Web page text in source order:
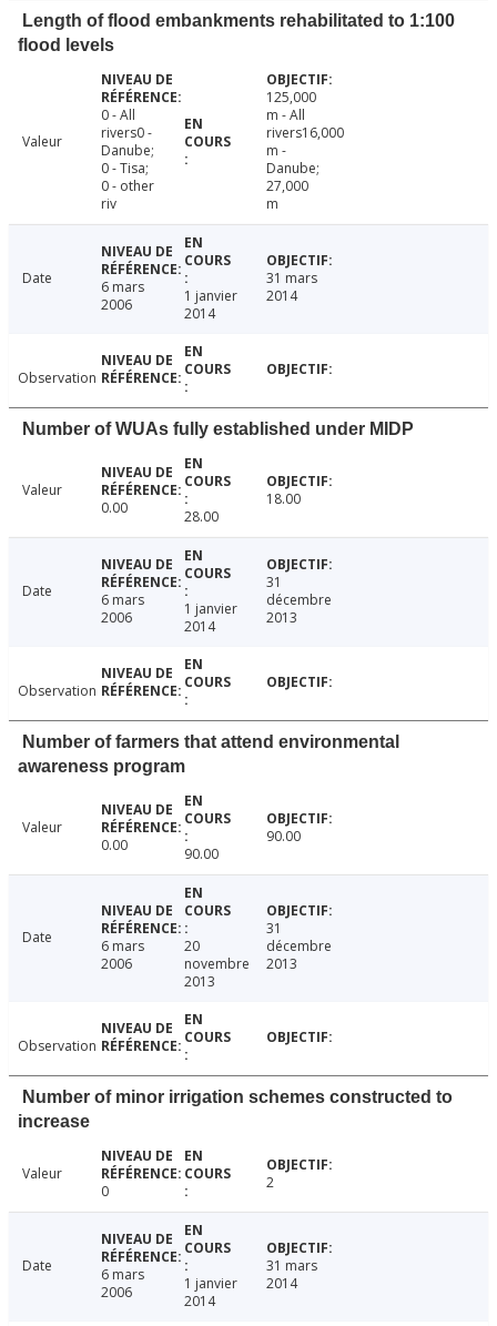
Length of flood embankments rehabilitated to 1:100
flood levels
Valeur
0 - All
rivers0 -
Danube;
0 - Tisa;
0 - other
riv
125,000
m - All
rivers16,000
m -
Danube;
27,000
m
Date
6 mars
2006
1 janvier
2014
31 mars
2014
Observation
Number of WUAs fully established under MIDP
Valeur
0.00
28.00
18.00
Date
6 mars
2006
1 janvier
2014
31
décembre
2013
Observation
Number of farmers that attend environmental
awareness program
Valeur
0.00
90.00
90.00
Date
6 mars
2006
20
novembre
2013
31
décembre
2013
Observation
Number of minor irrigation schemes constructed to
increase
Valeur
0
2
Date
6 mars
2006
1 janvier
2014
31 mars
2014